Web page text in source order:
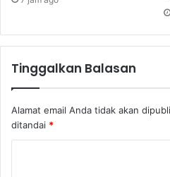
Tinggalkan Balasan
Alamat email Anda tidak akan
ditandai *